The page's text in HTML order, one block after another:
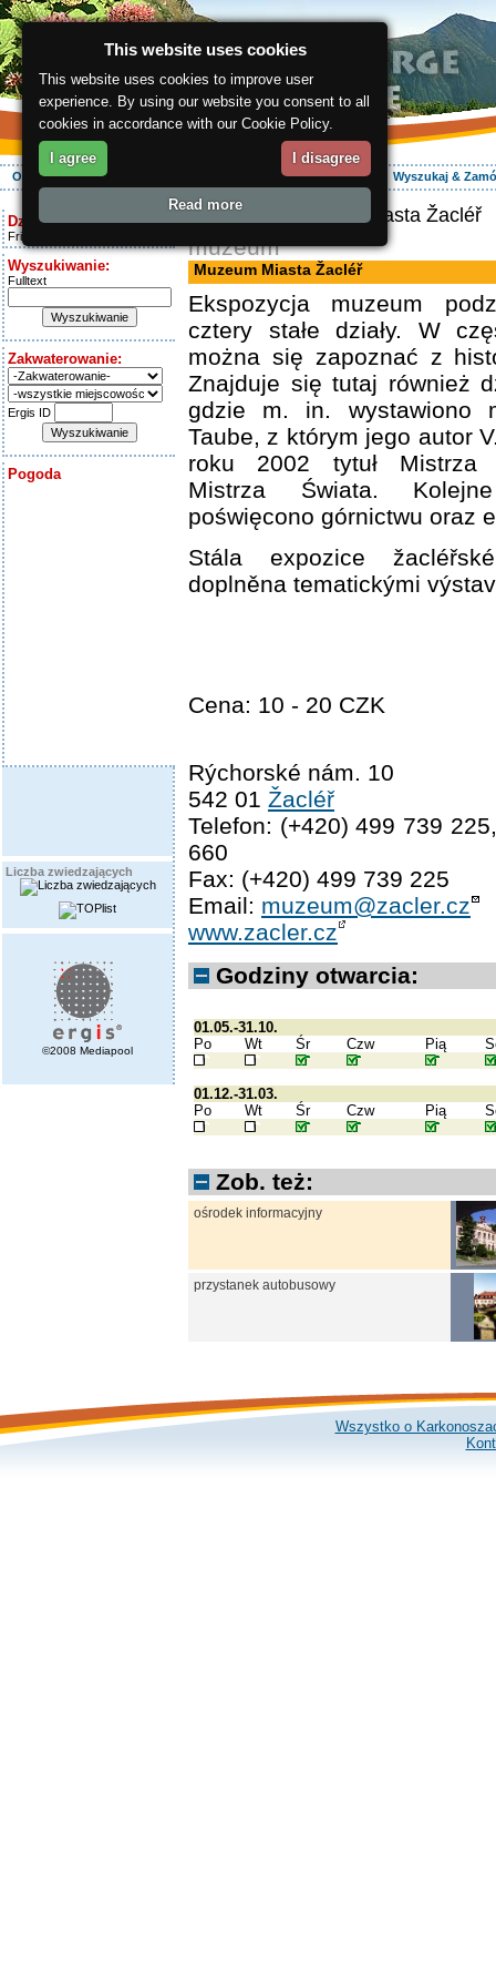
O regionie Aktywnie Zakwaterowanie Wyszukaj &
Dziś jest:
Friday 7.08.2026
Wyszukiwanie:
Fulltext
Zakwaterowanie:
Ergis ID
Pogoda
Liczba zwiedzających
©2008 Mediapool
ergis.cz > Muzeum Miasta Žacléř
muzeum
Muzeum Miasta Žacléř
Ekspozycja muzeum
cztery stałe działy. W
można się zapoznać z
Znajduje się tutaj również
gdzie m. in. wystawiono
Taube, z którym jego autor
roku 2002 tytuł Mistrza
Mistrza Świata.
poświęcono górnictwu oraz
Stála expozice
doplněna tematickými
Cena: 10 - 20 CZK
Rýchorské nám. 10
542 01 Žacléř
Telefon: (+420) 499 739
660
Fax: (+420) 499 739 225
Email: muzeum@zacler.cz
www.zacler.cz
Godziny otwarcia:
01.05.-31.10.
Po
Wt Śr Czw Pią
01.12.-31.03.
Po
Wt Śr Czw Pią
Zob. też:
ośrodek informacyjny
przystanek autobusowy
Wszystko o
This website uses cookies
This website uses cookies to improve user
experience. By using our website you consent to all
cookies in accordance with our Cookie Policy.
I agree I disagree
Read more